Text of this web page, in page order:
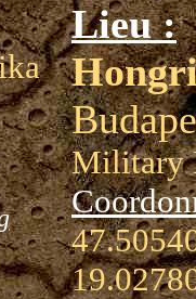
Lieu :
Military